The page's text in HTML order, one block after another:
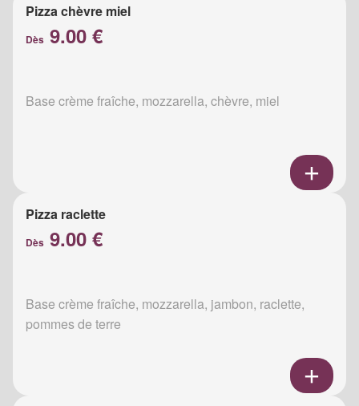
Pizza chèvre miel
Dès 9.00 €
Base crème fraîche, mozzarella, chèvre, miel
Pizza raclette
Dès 9.00 €
Base crème fraîche, mozzarella, jambon, raclette,
pommes de terre